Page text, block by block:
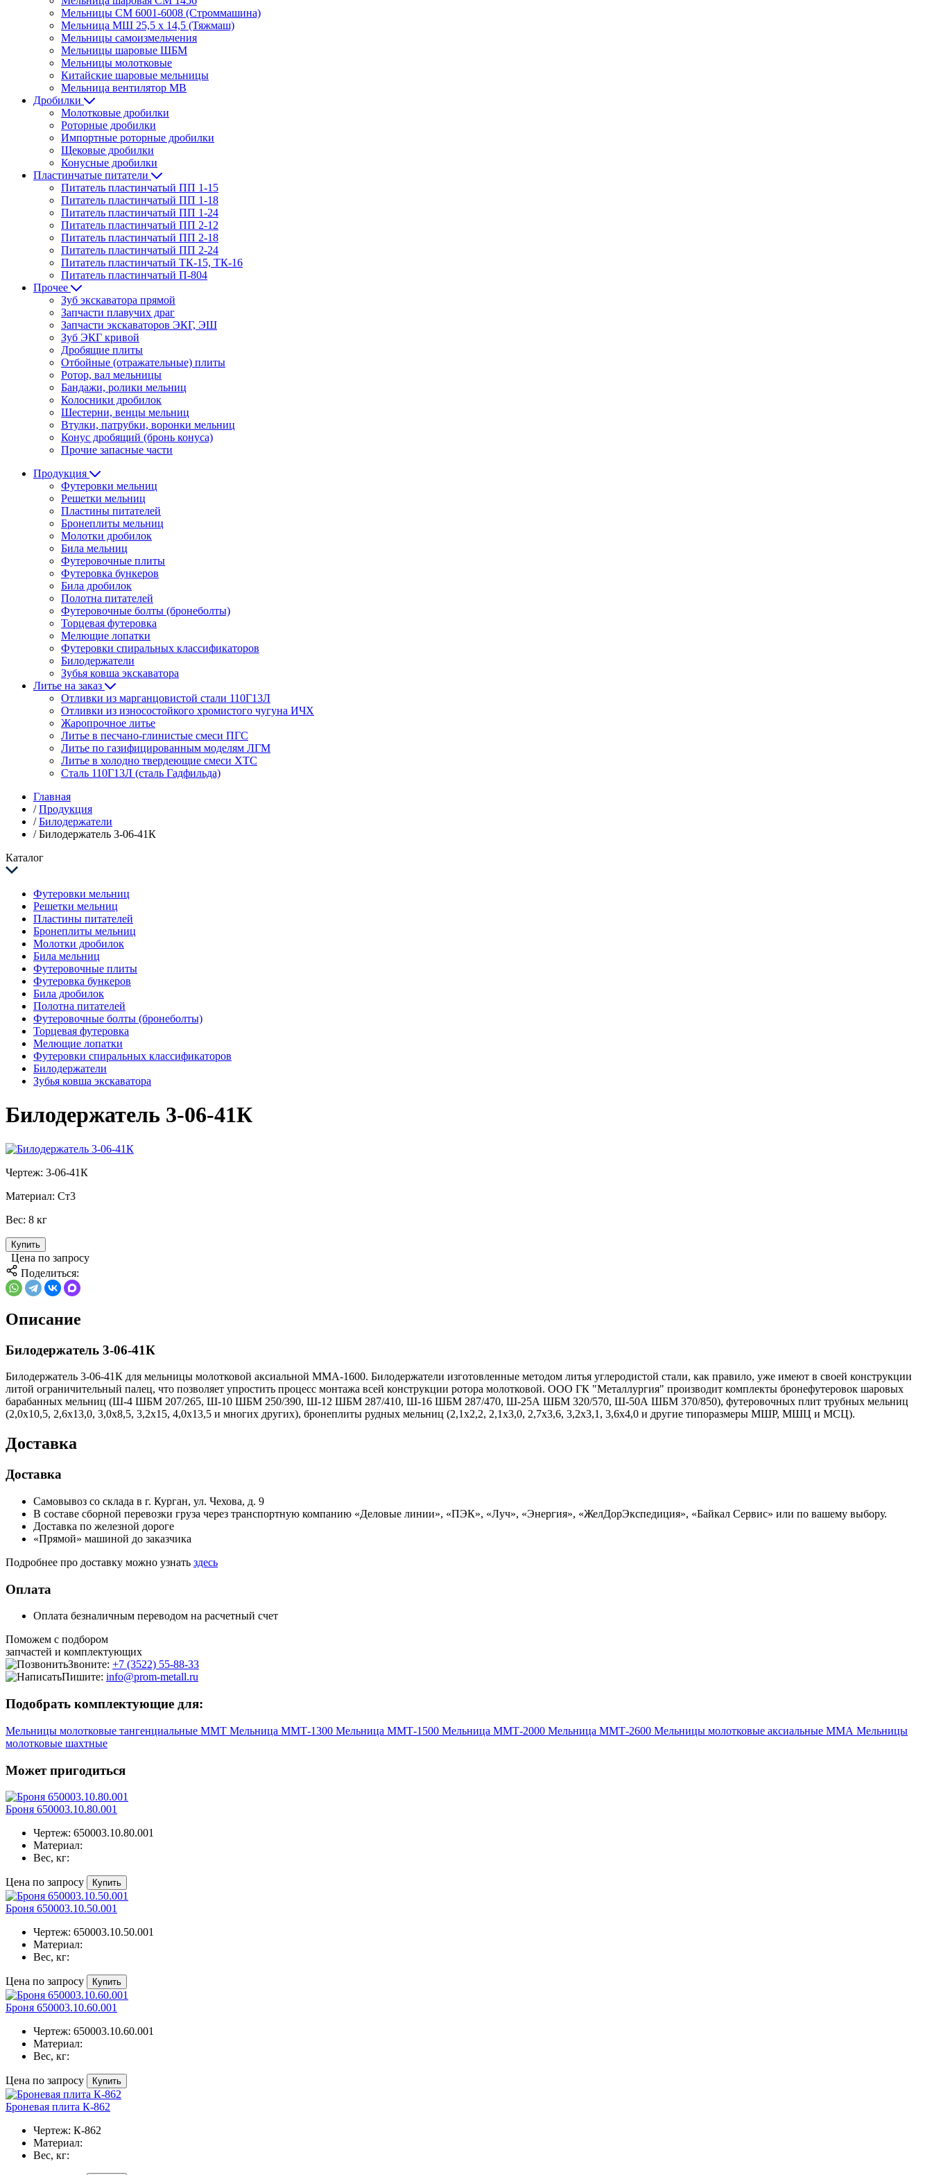
Мельницы СМ 6001-6008 (Строммашина)
Мельница МШ 25,5 х 14,5 (Тяжмаш)
Мельницы самоизмельчения
Мельницы шаровые ШБМ
Мельницы молотковые
Китайские шаровые мельницы
Мельница вентилятор МВ
Дробилки
Молотковые дробилки
Роторные дробилки
Импортные роторные дробилки
Щековые дробилки
Конусные дробилки
Пластинчатые питатели
Питатель пластинчатый ПП 1-15
Питатель пластинчатый ПП 1-18
Питатель пластинчатый ПП 1-24
Питатель пластинчатый ПП 2-12
Питатель пластинчатый ПП 2-18
Питатель пластинчатый ПП 2-24
Питатель пластинчатый ТК-15, ТК-16
Питатель пластинчатый П-804
Прочее
Зуб экскаватора прямой
Запчасти плавучих драг
Запчасти экскаваторов ЭКГ, ЭШ
Зуб ЭКГ кривой
Дробящие плиты
Отбойные (отражательные) плиты
Ротор, вал мельницы
Бандажи, ролики мельниц
Колосники дробилок
Шестерни, венцы мельниц
Втулки, патрубки, воронки мельниц
Конус дробящий (бронь конуса)
Прочие запасные части
Продукция
Футеровки мельниц
Решетки мельниц
Пластины питателей
Бронеплиты мельниц
Молотки дробилок
Била мельниц
Футеровочные плиты
Футеровка бункеров
Била дробилок
Полотна питателей
Футеровочные болты (бронеболты)
Торцевая футеровка
Мелющие лопатки
Футеровки спиральных классификаторов
Билодержатели
Зубья ковша экскаватора
Литье на заказ
Отливки из марганцовистой стали 110Г13Л
Отливки из износостойкого хромистого чугуна ИЧХ
Жаропрочное литье
Литье в песчано-глинистые смеси ПГС
Литье по газифицированным моделям ЛГМ
Литье в холодно твердеющие смеси ХТС
Сталь 110Г13Л (сталь Гадфильда)
Главная
/ Продукция
/ Билодержатели
/ Билодержатель 3-06-41К
Каталог
Футеровки мельниц
Решетки мельниц
Пластины питателей
Бронеплиты мельниц
Молотки дробилок
Била мельниц
Футеровочные плиты
Футеровка бункеров
Била дробилок
Полотна питателей
Футеровочные болты (бронеболты)
Торцевая футеровка
Мелющие лопатки
Футеровки спиральных классификаторов
Билодержатели
Зубья ковша экскаватора
Билодержатель 3-06-41К
Чертеж: 3-06-41К
Материал: Ст3
Вес: 8 кг
Купить
Цена по запросу
Поделиться:
Описание
Билодержатель 3-06-41К
Билодержатель 3-06-41К для мельницы молотковой аксиальной ММА-1600. Билодержатели изготовленные методом литья углеродистой стали, как правило, уже имеют в своей конструкции
литой ограничительный палец, что позволяет упростить процесс монтажа всей конструкции ротора молотковой. ООО ГК "Металлургия" производит комплекты бронефутеровок шаровых
барабанных мельниц (Ш-4 ШБМ 207/265, Ш-10 ШБМ 250/390, Ш-12 ШБМ 287/410, Ш-16 ШБМ 287/470, Ш-25А ШБМ 320/570, Ш-50А ШБМ 370/850), футеровочных плит трубных мельниц
(2,0х10,5, 2,6х13,0, 3,0х8,5, 3,2х15, 4,0х13,5 и многих других), бронеплиты рудных мельниц (2,1х2,2, 2,1х3,0, 2,7х3,6, 3,2х3,1, 3,6х4,0 и другие типоразмеры МШР, МШЦ и МСЦ).
Доставка
Доставка
Самовывоз со склада в г. Курган, ул. Чехова, д. 9
В составе сборной перевозки груза через транспортную компанию «Деловые линии», «ПЭК», «Луч», «Энергия», «ЖелДорЭкспедиция», «Байкал Сервис» или по вашему выбору.
Доставка по железной дороге
«Прямой» машиной до заказчика
Подробнее про доставку можно узнать здесь
Оплата
Оплата безналичным переводом на расчетный счет
Поможем с подбором
запчастей и комплектующих
Звоните: +7 (3522) 55-88-33
Пишите: info@prom-metall.ru
Подобрать комплектующие для:
Мельницы молотковые тангенциальные ММТ Мельница ММТ-1300 Мельница ММТ-1500 Мельница ММТ-2000 Мельница ММТ-2600 Мельницы молотковые аксиальные ММА Мельницы
молотковые шахтные
Может пригодиться
Броня 650003.10.80.001
Чертеж: 650003.10.80.001
Материал:
Вес, кг:
Цена по запросу Купить
Броня 650003.10.50.001
Чертеж: 650003.10.50.001
Материал:
Вес, кг:
Цена по запросу Купить
Броня 650003.10.60.001
Чертеж: 650003.10.60.001
Материал:
Вес, кг:
Цена по запросу Купить
Броневая плита К-862
Чертеж: К-862
Материал:
Вес, кг: